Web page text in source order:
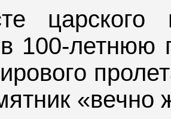
царского
100-летнюю
«вечно